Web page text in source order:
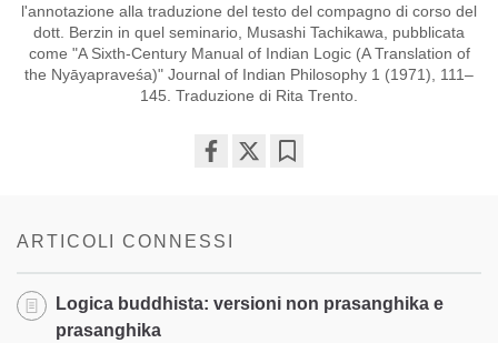
l'annotazione alla traduzione del testo del compagno di corso del
dott. Berzin in quel seminario, Musashi Tachikawa, pubblicata
come "A Sixth-Century Manual of Indian Logic (A Translation of
the Nyāyapraveśa)" Journal of Indian Philosophy 1 (1971), 111–
145. Traduzione di Rita Trento.
ARTICOLI CONNESSI
Logica buddhista: versioni non prasanghika e
prasanghika